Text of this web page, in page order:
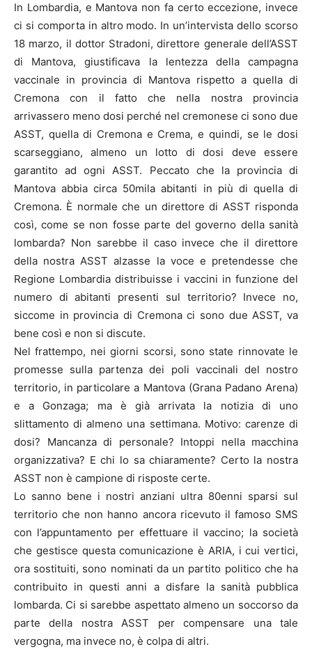
In Lombardia, e Mantova non fa certo eccezione, invece
ci si comporta in altro modo. In un’intervista dello scorso
18 marzo, il dottor Stradoni, direttore generale dell’ASST
di Mantova, giustificava la lentezza della campagna
vaccinale in provincia di Mantova rispetto a quella di
Cremona con il fatto che nella nostra provincia
arrivassero meno dosi perché nel cremonese ci sono due
ASST, quella di Cremona e Crema, e quindi, se le dosi
scarseggiano, almeno un lotto di dosi deve essere
garantito ad ogni ASST. Peccato che la provincia di
Mantova abbia circa 50mila abitanti in più di quella di
Cremona. È normale che un direttore di ASST risponda
così, come se non fosse parte del governo della sanità
lombarda? Non sarebbe il caso invece che il direttore
della nostra ASST alzasse la voce e pretendesse che
Regione Lombardia distribuisse i vaccini in funzione del
numero di abitanti presenti sul territorio? Invece no,
siccome in provincia di Cremona ci sono due ASST, va
bene così e non si discute.
Nel frattempo, nei giorni scorsi, sono state rinnovate le
promesse sulla partenza dei poli vaccinali del nostro
territorio, in particolare a Mantova (Grana Padano Arena)
e a Gonzaga; ma è già arrivata la notizia di uno
slittamento di almeno una settimana. Motivo: carenze di
dosi? Mancanza di personale? Intoppi nella macchina
organizzativa? E chi lo sa chiaramente? Certo la nostra
ASST non è campione di risposte certe.
Lo sanno bene i nostri anziani ultra 80enni sparsi sul
territorio che non hanno ancora ricevuto il famoso SMS
con l’appuntamento per effettuare il vaccino; la società
che gestisce questa comunicazione è ARIA, i cui vertici,
ora sostituiti, sono nominati da un partito politico che ha
contribuito in questi anni a disfare la sanità pubblica
lombarda. Ci si sarebbe aspettato almeno un soccorso da
parte della nostra ASST per compensare una tale
vergogna, ma invece no, è colpa di altri.